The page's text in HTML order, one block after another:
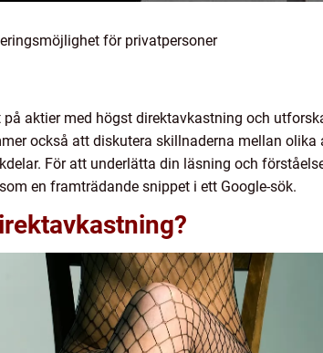
för privatpersoner
aktier med högst direktavkastning och
också att diskutera skillnaderna mellan
För att underlätta din läsning och
en framträdande snippet i ett Google-sök.